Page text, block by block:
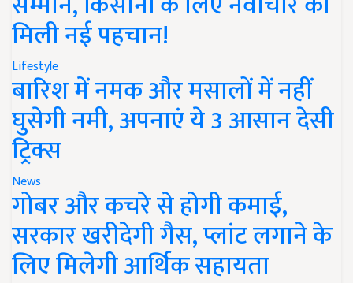
मिली नई पहचान!
Lifestyle
बारिश में नमक और मसालों में नहीं
घुसेगी नमी, अपनाएं ये 3 आसान देसी
ट्रिक्स
News
गोबर और कचरे से होगी कमाई,
सरकार खरीदेगी गैस, प्लांट लगाने के
लिए मिलेगी आर्थिक सहायता